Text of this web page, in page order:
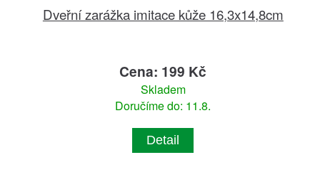
Dveřní zarážka imitace kůže 16,3x14,8cm
Cena: 199 Kč
Skladem
Doručíme do: 11.8.
Detail